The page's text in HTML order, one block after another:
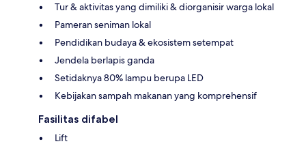
Tur & aktivitas yang dimiliki & diorganisir warga lokal
Pameran seniman lokal
Pendidikan budaya & ekosistem setempat
Jendela berlapis ganda
Setidaknya 80% lampu berupa LED
Kebijakan sampah makanan yang komprehensif
Fasilitas difabel
Lift